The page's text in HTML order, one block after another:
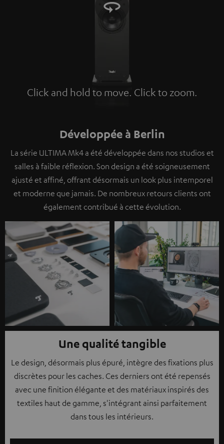
Click and hold to move. Click to zoom.
Tap to zoom
Développée à Berlin
La série ULTIMA Mk4 a été développée dans nos studios et
salles à faible réflexion. Son design a été soigneusement
ajusté et affiné, offrant désormais un look plus intemporel
et moderne que jamais. De nombreux retours clients ont
également contribué à cette évolution.
Une qualité tangible
Le design, désormais plus épuré, intègre des fixations plus
discrètes pour les caches. Ces derniers ont été repensés
avec une finition élégante et des matériaux inspirés des
textiles haut de gamme, s'intégrant ainsi parfaitement
dans tous les intérieurs.